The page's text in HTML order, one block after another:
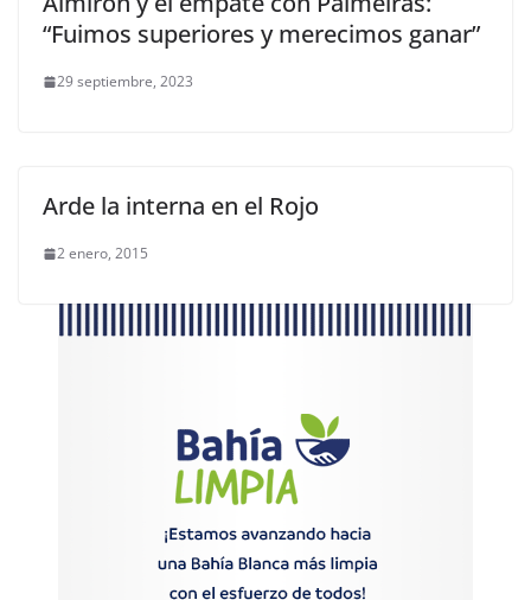
“Fuimos superiores y merecimos ganar”
29 septiembre, 2023
Arde la interna en el Rojo
2 enero, 2015